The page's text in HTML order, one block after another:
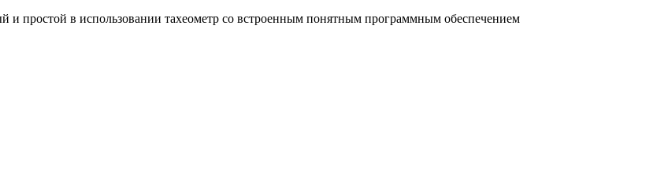
и простой в использовании тахеометр со встроенным понятным программным обеспечением